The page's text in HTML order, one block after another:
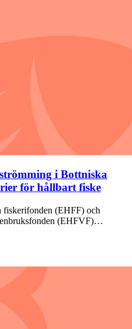
i Bottniska
för hållbart fiske
fiskerifonden (EHFF) och
(EHFVF)…